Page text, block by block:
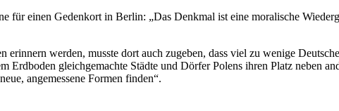
für einen Gedenkort in Berlin: „Das Denkmal ist eine moralische
erinnern werden, musste dort auch zugeben, dass viel zu wenige
Erdboden gleichgemachte Städte und Dörfer Polens ihren Platz neben
angemessene Formen finden“.